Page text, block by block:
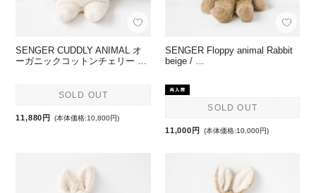
SENGER CUDDLY ANIMAL オ
ーガニックコットンチェリー …
SOLD OUT
11,880円 (本体価格:10,800円)
SENGER Floppy animal Rabbit
beige / …
SOLD OUT
11,000円 (本体価格:10,000円)